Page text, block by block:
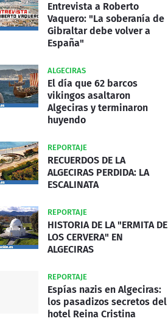
Entrevista a Roberto
Vaquero: "La soberanía de
Gibraltar debe volver a
España"
ALGECIRAS
El día que 62 barcos
vikingos asaltaron
Algeciras y terminaron
huyendo
REPORTAJE
RECUERDOS DE LA
ALGECIRAS PERDIDA: LA
ESCALINATA
REPORTAJE
HISTORIA DE LA "ERMITA DE
LOS CERVERA" EN
ALGECIRAS
REPORTAJE
Espías nazis en Algeciras:
los pasadizos secretos del
hotel Reina Cristina